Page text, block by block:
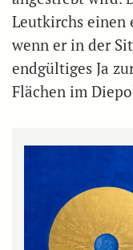
Leutkirchs einen
wenn er in der
endgültiges Ja
Flächen im